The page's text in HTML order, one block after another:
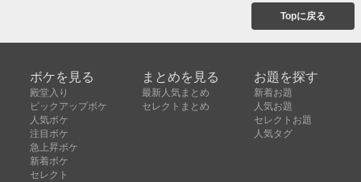
Topに戻る
ボケを見る
殿堂入り
ピックアップボケ
人気ボケ
注目ボケ
急上昇ボケ
新着ボケ
セレクト
まとめを見る
最新人気まとめ
セレクトまとめ
お題を探す
新着お題
人気お題
セレクトお題
人気タグ